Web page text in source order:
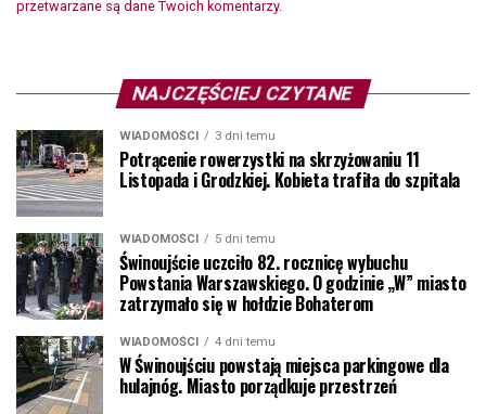
przetwarzane są dane Twoich komentarzy.
NAJCZĘŚCIEJ CZYTANE
WIADOMOŚCI 3 dni temu
Potrącenie rowerzystki na skrzyżowaniu 11
Listopada i Grodzkiej. Kobieta trafiła do szpitala
WIADOMOŚCI 5 dni temu
Świnoujście uczciło 82. rocznicę wybuchu
Powstania Warszawskiego. O godzinie „W” miasto
zatrzymało się w hołdzie Bohaterom
WIADOMOŚCI 4 dni temu
W Świnoujściu powstają miejsca parkingowe dla
hulajnóg. Miasto porządkuje przestrzeń